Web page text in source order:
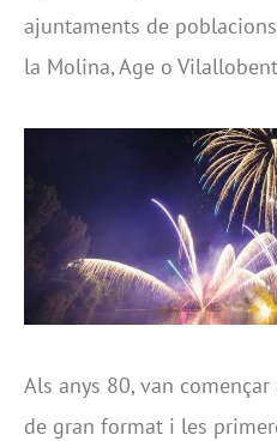
ajuntaments de
la Molina, Age o
Als anys 80, van
de gran format i les